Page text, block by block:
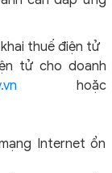
thuế điện tử
tử cho doanh
hoặc
Internet ổn